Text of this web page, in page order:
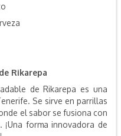
Rikarepa
de Rikarepa es una
Se sirve en parrillas
el sabor se fusiona con
forma innovadora de